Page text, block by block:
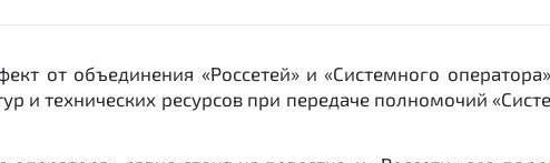
от объединения «Россетей» и «Системного
и технических ресурсов при передаче полномочий